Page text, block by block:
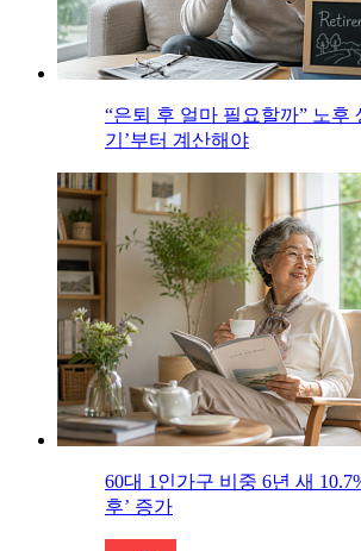
“은퇴 후 얼마 필요할까” 노후
기’부터 계산해야
60대 1인가구 비중 6년 새
후’ 증가